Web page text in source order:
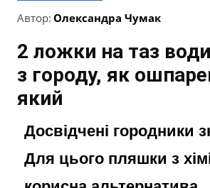
Автор: Олександра Чумак
2 ложки на таз
з городу, як
який
Досвідчені городники
Для цього пляшки з